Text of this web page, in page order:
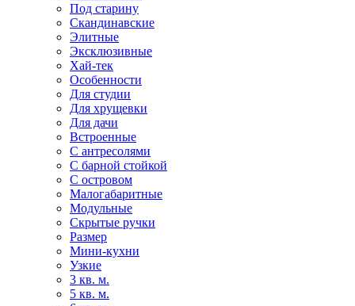
Под старину
Скандинавские
Элитные
Эксклюзивные
Хай-тек
Особенности
Для студии
Для хрущевки
Для дачи
Встроенные
С антресолями
С барной стойкой
С островом
Малогабаритные
Модульные
Скрытые ручки
Размер
Мини-кухни
Узкие
3 кв. м.
5 кв. м.